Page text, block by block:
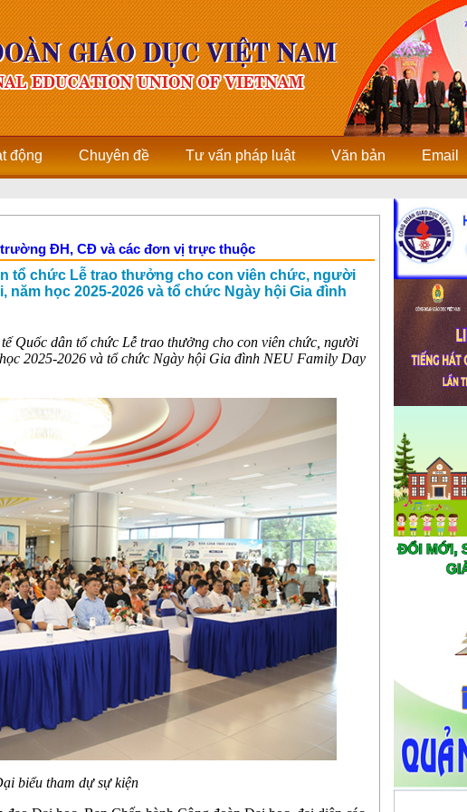
động Chuyên đề Tư vấn pháp luật Văn bản Email
ĐH, CĐ và các đơn vị trực thuộc
tổ chức Lễ trao thưởng cho con viên chức, người
học 2025-2026 và tổ chức Ngày hội Gia đình
Quốc dân tổ chức Lễ trao thưởng cho con viên chức, người
2025-2026 và tổ chức Ngày hội Gia đình NEU Family Day
biểu tham dự sự kiện